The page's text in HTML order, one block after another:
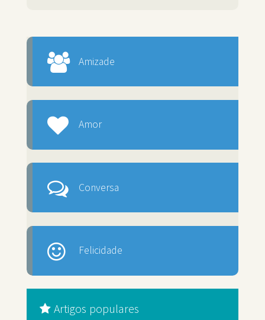
Amizade
Amor
Conversa
Felicidade
Artigos populares